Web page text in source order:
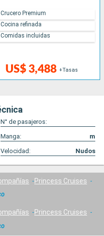
US$ 3,488 +Tasas
Crucero Premium
Cocina refinada
Comidas incluidas
N° de pasajeros:
Manga:
m
Velocidad: Nudos
Princess Cruises
Princess Cruises